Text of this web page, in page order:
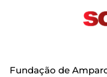
Fundação de